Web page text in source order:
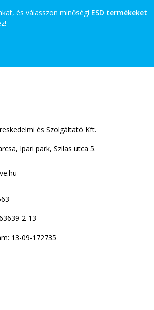
és válasszon minőségi ESD termékeket
és Szolgáltató Kft.
Ipari park, Szilas utca 5.
2-13
13-09-172735